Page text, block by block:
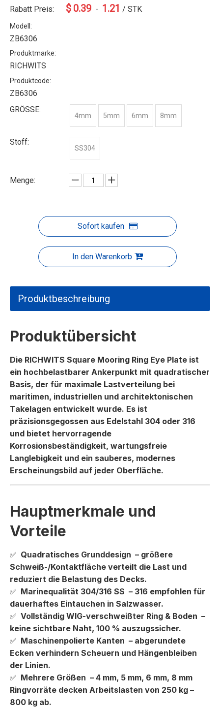
Rabatt Preis:
$ 0.39 - 1.21 / STK
Modell:
ZB6306
Produktmarke:
RICHWITS
Produktcode:
ZB6306
GRÖSSE:
4mm 5mm 6mm 8mm
Stoff:
SS304
Menge:
Sofort kaufen
In den Warenkorb
Produktbeschreibung
Produktübersicht
Die RICHWITS Square Mooring Ring Eye Plate ist
ein hochbelastbarer Ankerpunkt mit quadratischer
Basis, der für maximale Lastverteilung bei
maritimen, industriellen und architektonischen
Takelagen entwickelt wurde. Es ist
präzisionsgegossen aus Edelstahl 304 oder 316
und bietet hervorragende
Korrosionsbeständigkeit, wartungsfreie
Langlebigkeit und ein sauberes, modernes
Erscheinungsbild auf jeder Oberfläche.
Hauptmerkmale und
Vorteile
✅ Quadratisches Grunddesign – größere
Schweiß-/Kontaktfläche verteilt die Last und
reduziert die Belastung des Decks.
✅ Marinequalität 304/316 SS – 316 empfohlen für
dauerhaftes Eintauchen in Salzwasser.
✅ Vollständig WIG-verschweißter Ring & Boden –
keine sichtbare Naht, 100 % auszugssicher.
✅ Maschinenpolierte Kanten – abgerundete
Ecken verhindern Scheuern und Hängenbleiben
der Linien.
✅ Mehrere Größen – 4 mm, 5 mm, 6 mm, 8 mm
Ringvorräte decken Arbeitslasten von 250 kg –
800 kg ab.